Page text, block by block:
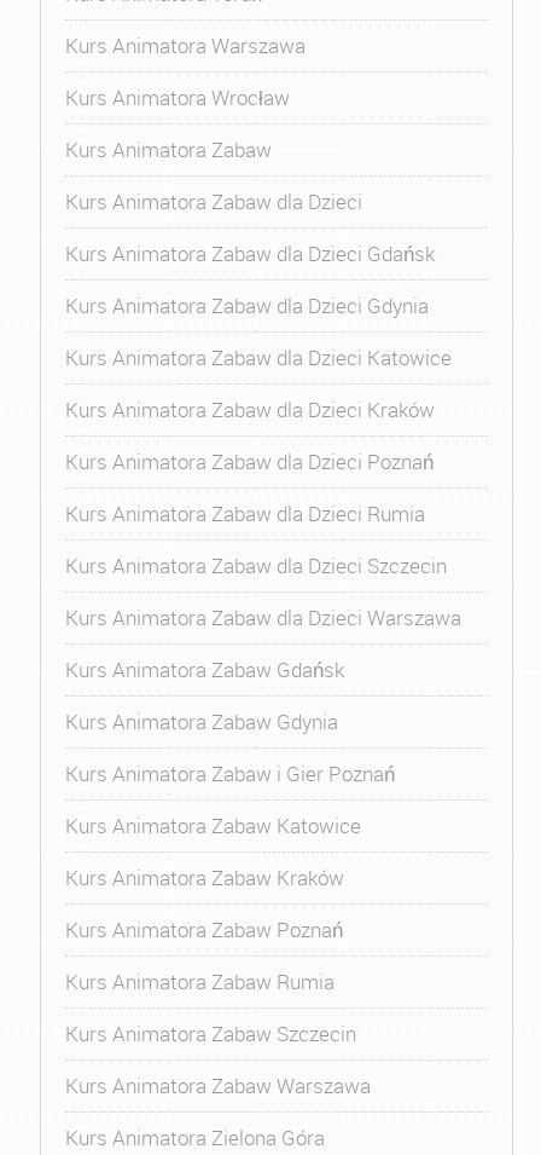
Kurs Animatora Warszawa
Kurs Animatora Wrocław
Kurs Animatora Zabaw
Kurs Animatora Zabaw dla Dzieci
Kurs Animatora Zabaw dla Dzieci Gdańsk
Kurs Animatora Zabaw dla Dzieci Gdynia
Kurs Animatora Zabaw dla Dzieci Katowice
Kurs Animatora Zabaw dla Dzieci Kraków
Kurs Animatora Zabaw dla Dzieci Poznań
Kurs Animatora Zabaw dla Dzieci Rumia
Kurs Animatora Zabaw dla Dzieci Szczecin
Kurs Animatora Zabaw dla Dzieci Warszawa
Kurs Animatora Zabaw Gdańsk
Kurs Animatora Zabaw Gdynia
Kurs Animatora Zabaw i Gier Poznań
Kurs Animatora Zabaw Katowice
Kurs Animatora Zabaw Kraków
Kurs Animatora Zabaw Poznań
Kurs Animatora Zabaw Rumia
Kurs Animatora Zabaw Szczecin
Kurs Animatora Zabaw Warszawa
Kurs Animatora Zielona Góra